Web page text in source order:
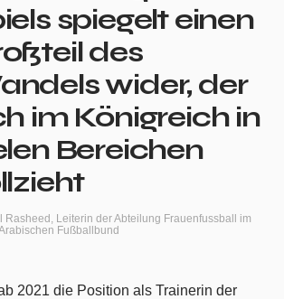
spiegelt einen
des
wider, der
im Königreich in
Bereichen
Rasheed, Leiterin der Abteilung Frauenfussball im
Fußballbund
2021 die Position als Trainerin der